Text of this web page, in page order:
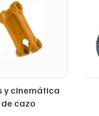
y cinemática
de cazo